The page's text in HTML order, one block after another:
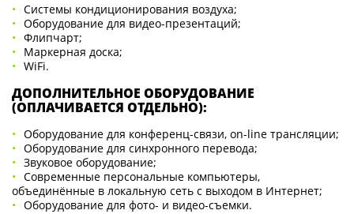
Системы кондиционирования воздуха;
Оборудование для видео-презентаций;
Флипчарт;
Маркерная доска;
WiFi.
ДОПОЛНИТЕЛЬНОЕ ОБОРУДОВАНИЕ
(ОПЛАЧИВАЕТСЯ ОТДЕЛЬНО):
Оборудование для конференц-связи, on-line трансляции;
Оборудование для синхронного перевода;
Звуковое оборудование;
Современные персональные компьютеры,
объединённые в локальную сеть с выходом в Интернет;
Оборудование для фото- и видео-съемки.